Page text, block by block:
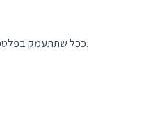
ככל שתתעמקשנועדו לסייע במאמצים אקדמיים, תיתקל במספר רב של אפשרויות המבטיחות לענות על הצרכים הספציפיים שלך.